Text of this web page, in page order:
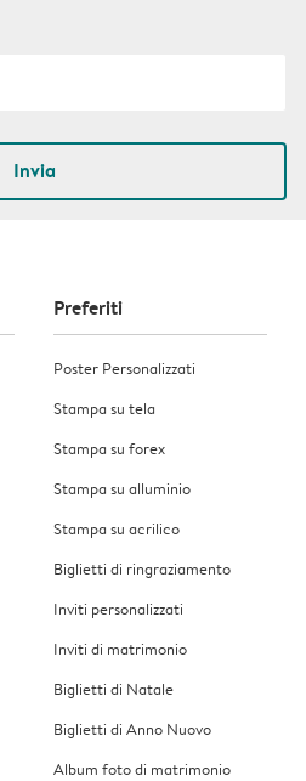
Invia
Preferiti
Poster Personalizzati
Stampa su tela
Stampa su forex
Stampa su alluminio
Stampa su acrilico
Biglietti di ringraziamento
Inviti personalizzati
Inviti di matrimonio
Biglietti di Natale
Biglietti di Anno Nuovo
Album foto di matrimonio